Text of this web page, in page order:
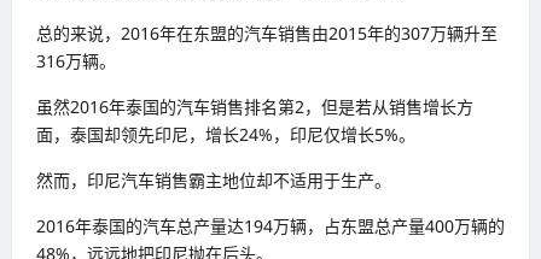
总的来说，2016年在东盟的汽车销售由2015年的307万辆升至
316万辆。
虽然2016年泰国的汽车销售排名第2，但是若从销售增长方
面，泰国却领先印尼，增长24%，印尼仅增长5%。
然而，印尼汽车销售霸主地位却不适用于生产。
2016年泰国的汽车总产量达194万辆，占东盟总产量400万辆的
48%，远远地把印尼抛在后头。